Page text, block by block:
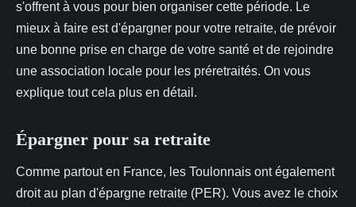
s'offrent à vous pour bien organiser cette période. Le
mieux à faire est d'épargner pour votre retraite, de prévoir
une bonne prise en charge de votre santé et de rejoindre
une association locale pour les préretraités. On vous
explique tout cela plus en détail.
Épargner pour sa retraite
Comme partout en France, les Toulonnais ont également
droit au plan d'épargne retraite (PER). Vous avez le choix